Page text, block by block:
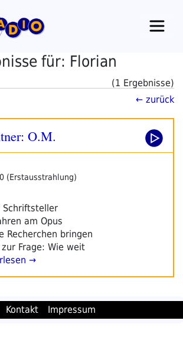
für: Florian
(1 Ergebnisse)
← zurück
O.M.
(Erstausstrahlung)
Schriftsteller
am Opus
Recherchen bringen
Frage: Wie weit
→
Kontakt Impressum